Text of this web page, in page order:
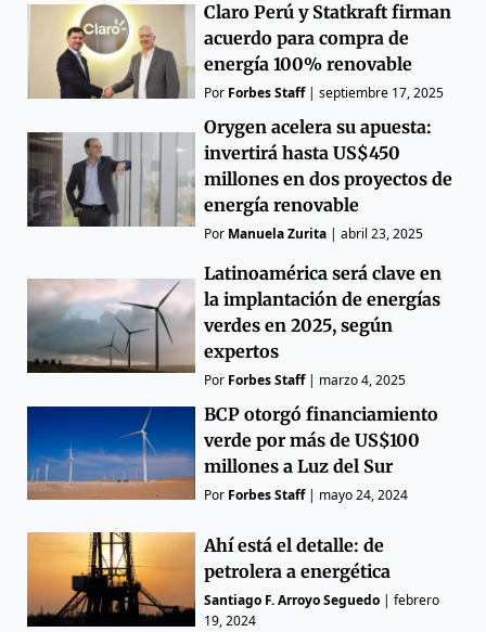
Claro Perú y Statkraft firman
acuerdo para compra de
energía 100% renovable
Por Forbes Staff|septiembre 17, 2025
Orygen acelera su apuesta:
invertirá hasta US$450
millones en dos proyectos de
energía renovable
Por Manuela Zurita |abril 23, 2025
Latinoamérica será clave en
la implantación de energías
verdes en 2025, según
expertos
Por Forbes Staff| marzo 4, 2025
BCP otorgó financiamiento
verde por más de US$100
millones a Luz del Sur
Por Forbes Staff| mayo 24, 2024
Ahí está el detalle: de
petrolera a energética
Santiago F. Arroyo Seguedo |febrero
19, 2024